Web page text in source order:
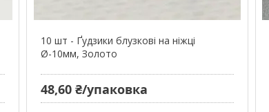
10 шт - Ґудзики блузкові на ніжці
Ø-10мм, Золото
48,60 ₴/упаковка